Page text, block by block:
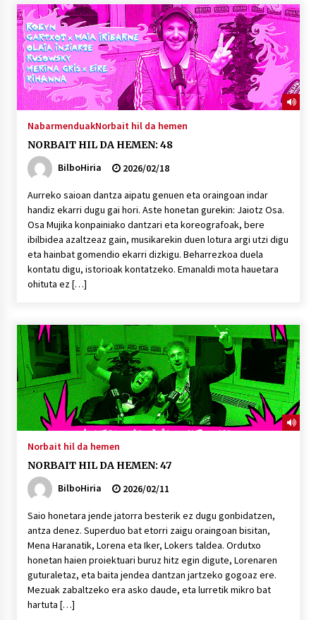
NabarmenduakNorbait hil da hemen
NORBAIT HIL DA HEMEN: 48
BilboHiria
2026/02/18
Aurreko saioan dantza aipatu genuen eta oraingoan indar
handiz ekarri dugu gai hori. Aste honetan gurekin: Jaiotz Osa.
Osa Mujika konpainiako dantzari eta koreografoak, bere
ibilbidea azaltzeaz gain, musikarekin duen lotura argi utzi digu
eta hainbat gomendio ekarri dizkigu. Beharrezkoa duela
kontatu digu, istorioak kontatzeko. Emanaldi mota hauetara
ohituta ez […]
Norbait hil da hemen
NORBAIT HIL DA HEMEN: 47
BilboHiria
2026/02/11
Saio honetara jende jatorra besterik ez dugu gonbidatzen,
antza denez. Superduo bat etorri zaigu oraingoan bisitan,
Mena Haranatik, Lorena eta Iker, Lokers taldea. Ordutxo
honetan haien proiektuari buruz hitz egin digute, Lorenaren
guturaletaz, eta baita jendea dantzan jartzeko gogoaz ere.
Mezuak zabaltzeko era asko daude, eta lurretik mikro bat
hartuta […]